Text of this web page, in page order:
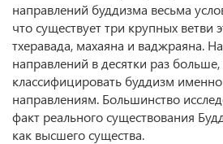
направлений буддизма весьма
что существует три крупных ветви
тхеравада, махаяна и ваджраяна.
направлений в десятки раз
классифицировать буддизм
направлениям. Большинство
факт реального существования
как высшего существа.